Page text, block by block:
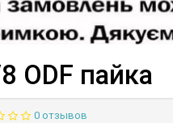
ODF пайка
0 отзывов